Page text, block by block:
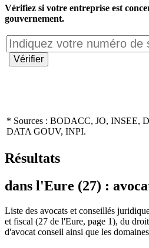
Vérifiez si votre entreprise est
gouvernement.
* Sources : BODACC, JO, INSEE,
DATA GOUV, INPI.
Résultats
dans l'Eure (27) :
Liste des avocats et conseillés
et fiscal (27 de l'Eure, page 1), du
d'avocat conseil ainsi que les